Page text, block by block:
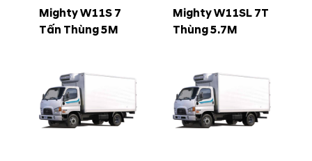
Mighty W11S 7
Tấn Thùng 5M
Mighty W11SL 7T
Thùng 5.7M